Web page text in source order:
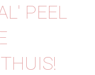
PEEL